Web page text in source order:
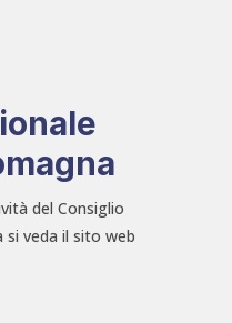
del Consiglio
si veda il sito web